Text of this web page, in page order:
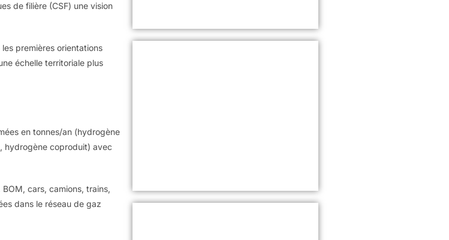
de filière (CSF) une vision
premières orientations
échelle territoriale plus
en tonnes/an (hydrogène
hydrogène coproduit) avec
cars, camions, trains,
dans le réseau de gaz